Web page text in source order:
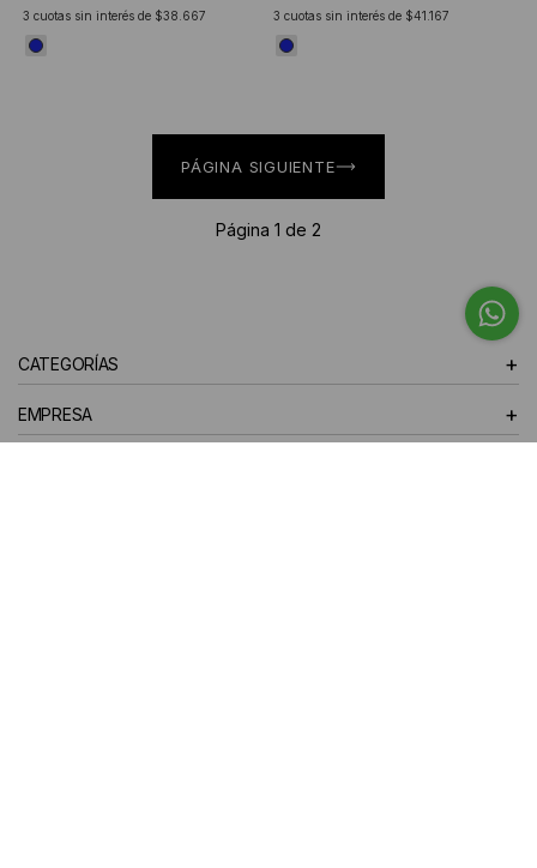
3 cuotas sin interés de $38.667 3 cuotas sin interés de $41.167
PÁGINA SIGUIENTE
Página 1 de 2
CATEGORÍAS +
EMPRESA +